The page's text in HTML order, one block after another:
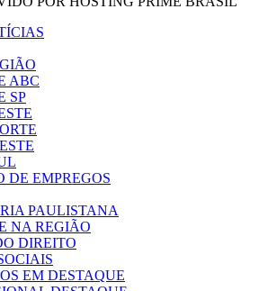
ABC
SP
DE EMPREGOS
PAULISTANA
NA REGIÃO
DIREITO
EM DESTAQUE